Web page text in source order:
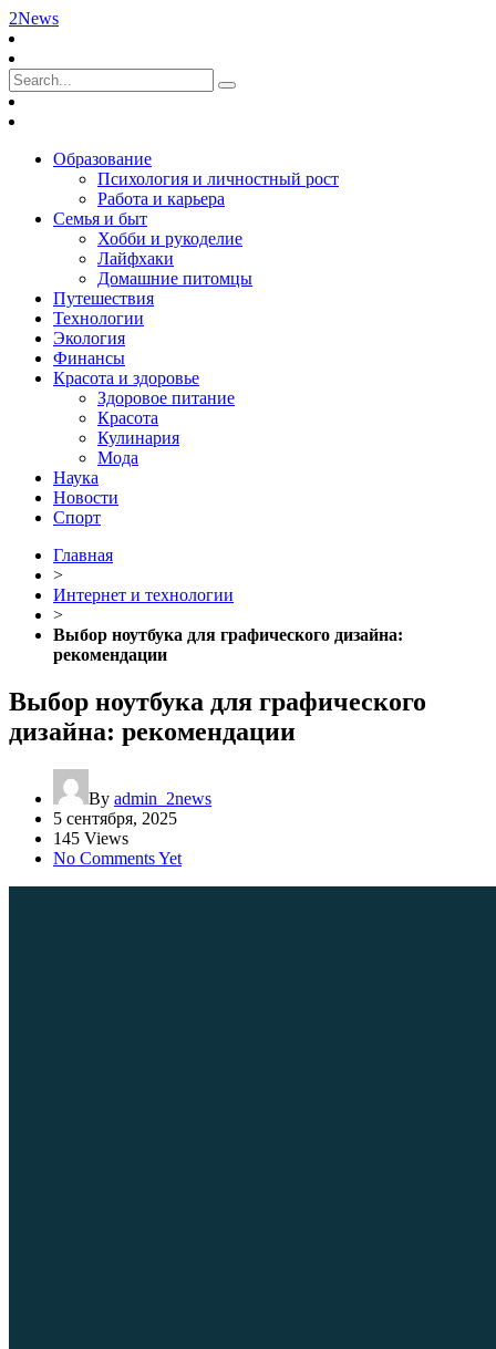
2News
Образование
Психология и личностный рост
Работа и карьера
Семья и быт
Хобби и рукоделие
Лайфхаки
Домашние питомцы
Путешествия
Технологии
Экология
Финансы
Красота и здоровье
Здоровое питание
Красота
Кулинария
Мода
Наука
Новости
Спорт
Главная
>
Интернет и технологии
>
Выбор ноутбука для графического дизайна:
рекомендации
Выбор ноутбука для графического
дизайна: рекомендации
By admin_2news
5 сентября, 2025
145 Views
No Comments Yet